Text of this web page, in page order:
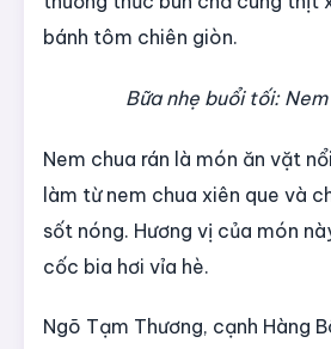
bánh tôm chiên giòn.
Bữa nhẹ buổi tối:
Nem chua rán là món ăn vặt
làm từ nem chua xiên que và
sốt nóng. Hương vị của món
cốc bia hơi vỉa hè.
Ngõ Tạm Thương, cạnh Hàng